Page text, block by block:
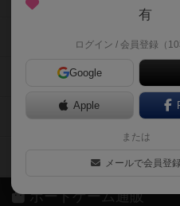
有
ログイン / 会員登録（10
Google
Apple
または
メールで会員登録
掲示板・トピックス
ボドとも・会員一覧
ボードゲーム業界コラム
ボドゲーマご利用案内
ボードゲーム通販